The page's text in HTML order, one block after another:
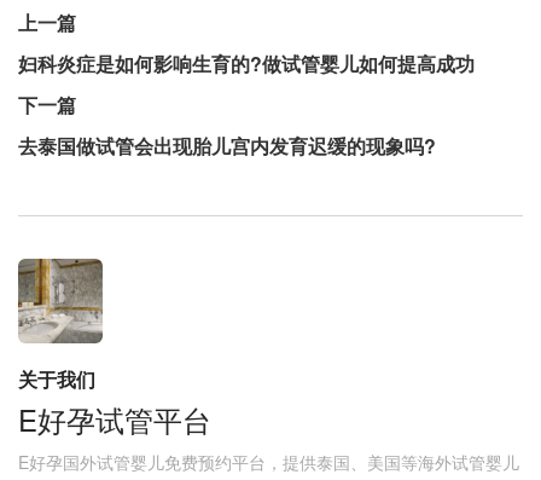
上一篇
妇科炎症是如何影响生育的?做试管婴儿如何提高成功
下一篇
去泰国做试管会出现胎儿宫内发育迟缓的现象吗?
关于我们
E好孕试管平台
E好孕国外试管婴儿免费预约平台，提供泰国、美国等海外试管婴儿